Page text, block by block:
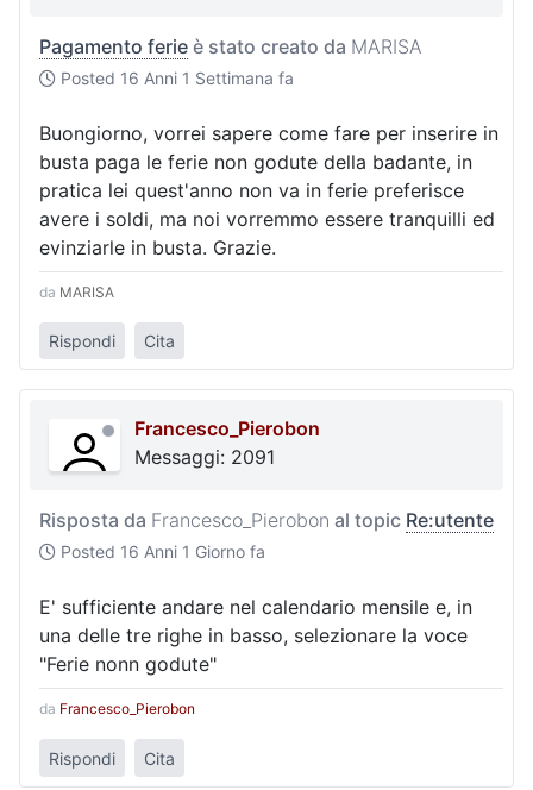
Pagamento ferie è stato creato da MARISA
Posted 16 Anni 1 Settimana fa
Buongiorno, vorrei sapere come fare per inserire in
busta paga le ferie non godute della badante, in
pratica lei quest'anno non va in ferie preferisce
avere i soldi, ma noi vorremmo essere tranquilli ed
evinziarle in busta. Grazie.
da MARISA
Rispondi Cita
Francesco_Pierobon
Messaggi: 2091
Risposta da Francesco_Pierobon al topic Re:utente
Posted 16 Anni 1 Giorno fa
E' sufficiente andare nel calendario mensile e, in
una delle tre righe in basso, selezionare la voce
"Ferie nonn godute"
da Francesco_Pierobon
Rispondi Cita